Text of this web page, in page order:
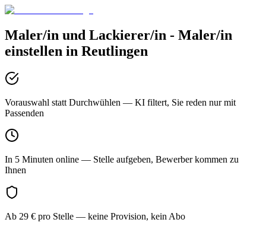
Maler/in und Lackierer/in - Maler/in
einstellen in Reutlingen
Vorauswahl statt Durchwühlen — KI filtert, Sie reden nur mit
Passenden
In 5 Minuten online — Stelle aufgeben, Bewerber kommen zu
Ihnen
Ab 29 € pro Stelle — keine Provision, kein Abo